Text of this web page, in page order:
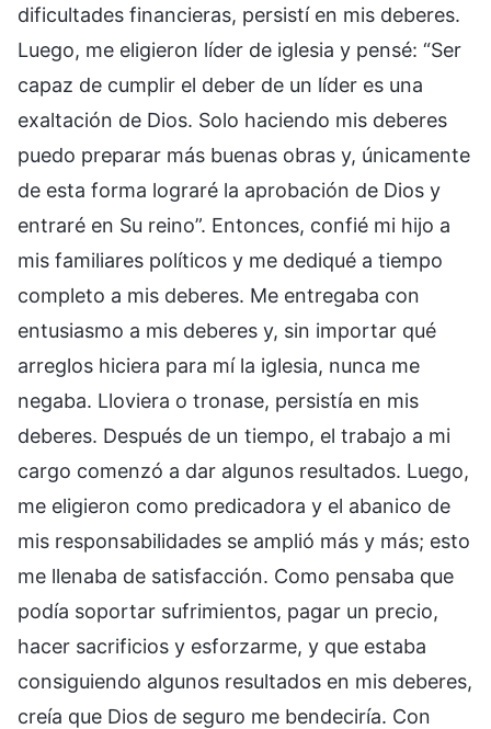
dificultades financieras, persistí en mis deberes.
Luego, me eligieron líder de iglesia y pensé: “Ser
capaz de cumplir el deber de un líder es una
exaltación de Dios. Solo haciendo mis deberes
puedo preparar más buenas obras y, únicamente
de esta forma lograré la aprobación de Dios y
entraré en Su reino”. Entonces, confié mi hijo a
mis familiares políticos y me dediqué a tiempo
completo a mis deberes. Me entregaba con
entusiasmo a mis deberes y, sin importar qué
arreglos hiciera para mí la iglesia, nunca me
negaba. Lloviera o tronase, persistía en mis
deberes. Después de un tiempo, el trabajo a mi
cargo comenzó a dar algunos resultados. Luego,
me eligieron como predicadora y el abanico de
mis responsabilidades se amplió más y más; esto
me llenaba de satisfacción. Como pensaba que
podía soportar sufrimientos, pagar un precio,
hacer sacrificios y esforzarme, y que estaba
consiguiendo algunos resultados en mis deberes,
creía que Dios de seguro me bendeciría. Con